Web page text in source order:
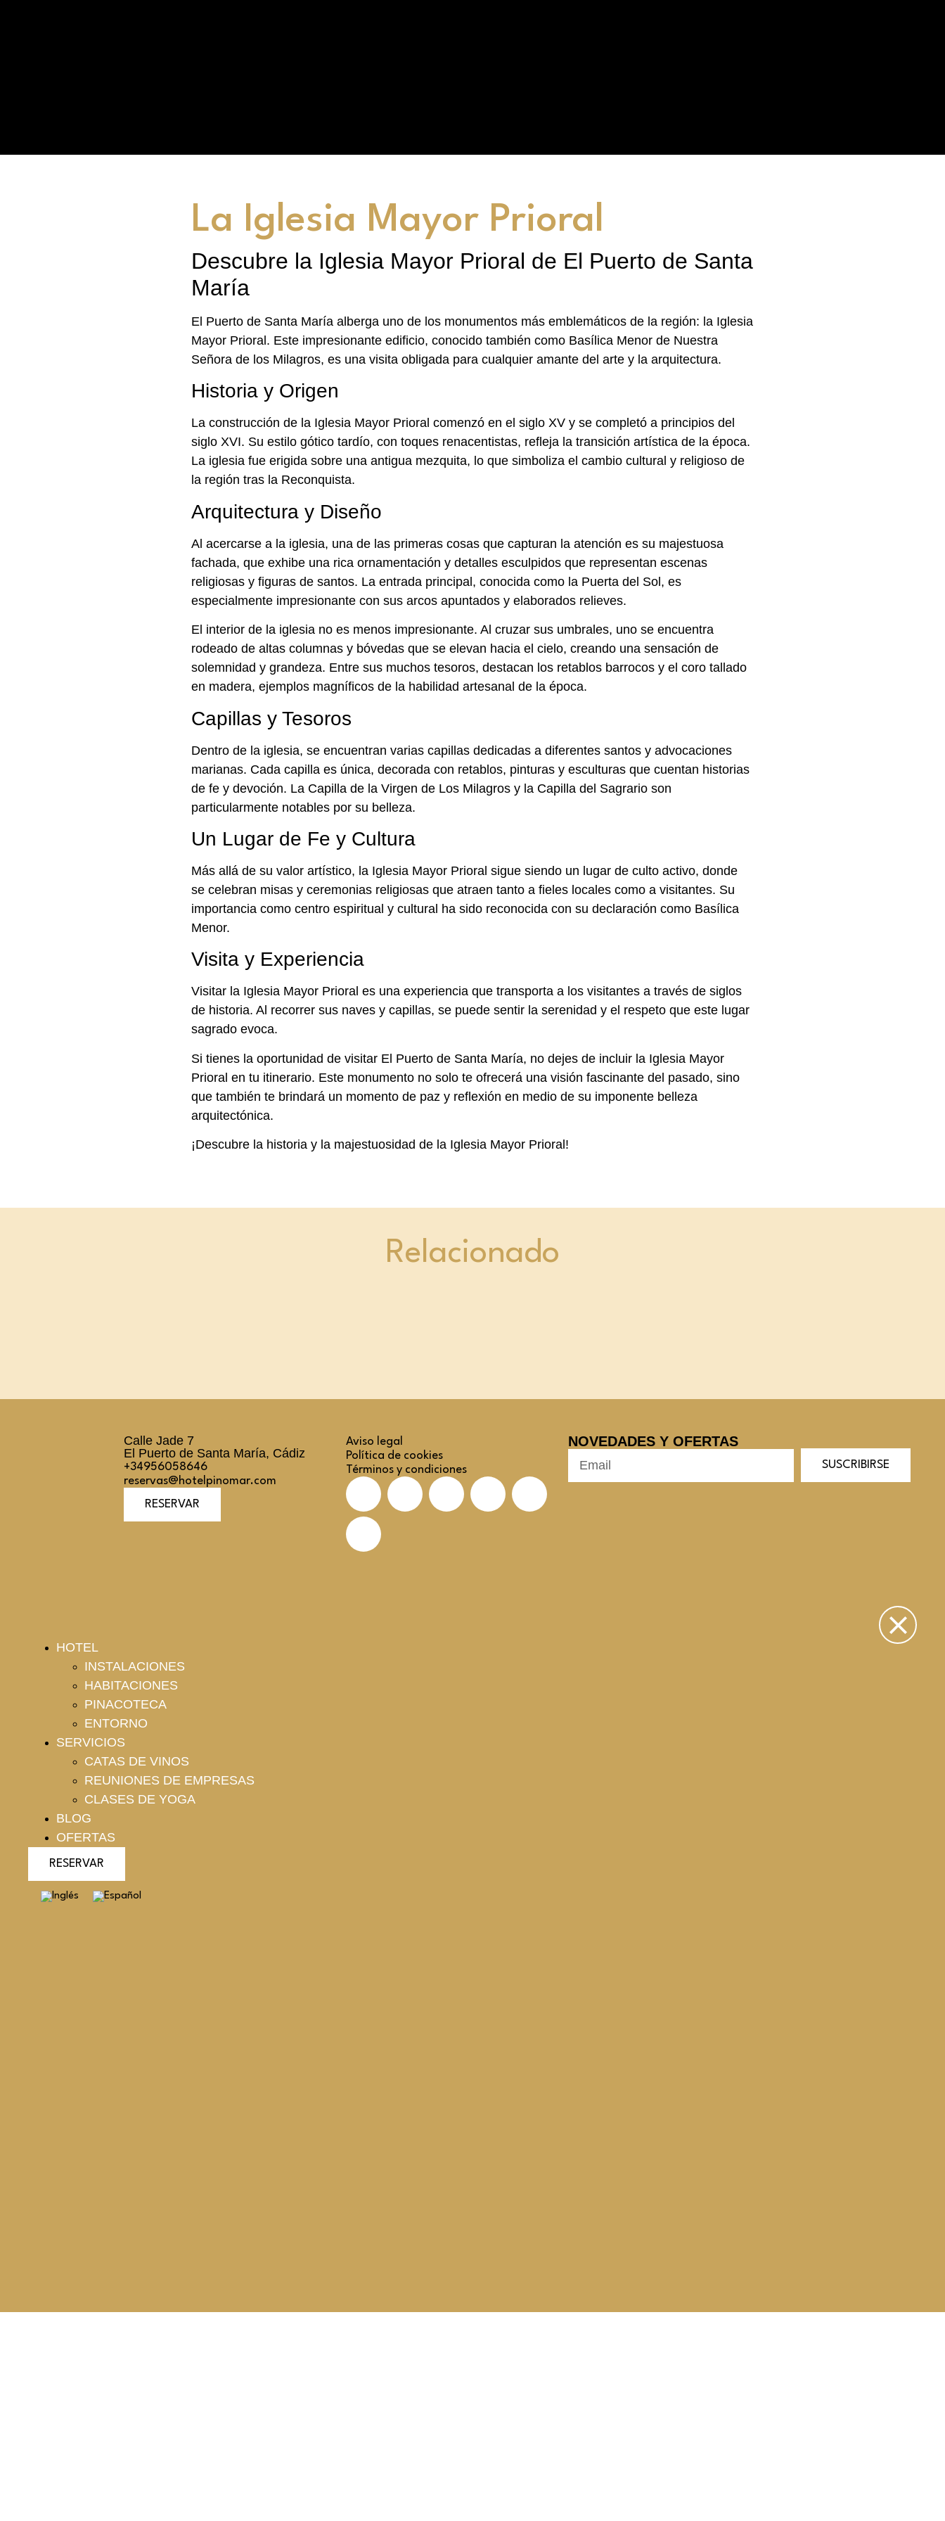
La Iglesia Mayor Prioral
Descubre la Iglesia Mayor Prioral de El Puerto de Santa
María
El Puerto de Santa María alberga uno de los monumentos más emblemáticos de la región: la Iglesia
Mayor Prioral. Este impresionante edificio, conocido también como Basílica Menor de Nuestra
Señora de los Milagros, es una visita obligada para cualquier amante del arte y la arquitectura.
Historia y Origen
La construcción de la Iglesia Mayor Prioral comenzó en el siglo XV y se completó a principios del
siglo XVI. Su estilo gótico tardío, con toques renacentistas, refleja la transición artística de la época.
La iglesia fue erigida sobre una antigua mezquita, lo que simboliza el cambio cultural y religioso de
la región tras la Reconquista.
Arquitectura y Diseño
Al acercarse a la iglesia, una de las primeras cosas que capturan la atención es su majestuosa
fachada, que exhibe una rica ornamentación y detalles esculpidos que representan escenas
religiosas y figuras de santos. La entrada principal, conocida como la Puerta del Sol, es
especialmente impresionante con sus arcos apuntados y elaborados relieves.
El interior de la iglesia no es menos impresionante. Al cruzar sus umbrales, uno se encuentra
rodeado de altas columnas y bóvedas que se elevan hacia el cielo, creando una sensación de
solemnidad y grandeza. Entre sus muchos tesoros, destacan los retablos barrocos y el coro tallado
en madera, ejemplos magníficos de la habilidad artesanal de la época.
Capillas y Tesoros
Dentro de la iglesia, se encuentran varias capillas dedicadas a diferentes santos y advocaciones
marianas. Cada capilla es única, decorada con retablos, pinturas y esculturas que cuentan historias
de fe y devoción. La Capilla de la Virgen de Los Milagros y la Capilla del Sagrario son
particularmente notables por su belleza.
Un Lugar de Fe y Cultura
Más allá de su valor artístico, la Iglesia Mayor Prioral sigue siendo un lugar de culto activo, donde
se celebran misas y ceremonias religiosas que atraen tanto a fieles locales como a visitantes. Su
importancia como centro espiritual y cultural ha sido reconocida con su declaración como Basílica
Menor.
Visita y Experiencia
Visitar la Iglesia Mayor Prioral es una experiencia que transporta a los visitantes a través de siglos
de historia. Al recorrer sus naves y capillas, se puede sentir la serenidad y el respeto que este lugar
sagrado evoca.
Si tienes la oportunidad de visitar El Puerto de Santa María, no dejes de incluir la Iglesia Mayor
Prioral en tu itinerario. Este monumento no solo te ofrecerá una visión fascinante del pasado, sino
que también te brindará un momento de paz y reflexión en medio de su imponente belleza
arquitectónica.
¡Descubre la historia y la majestuosidad de la Iglesia Mayor Prioral!
Relacionado
Calle Jade 7
El Puerto de Santa María, Cádiz
+34956058646
reservas@hotelpinomar.com
RESERVAR
Aviso legal
Política de cookies
Términos y condiciones
NOVEDADES Y OFERTAS
SUSCRIBIRSE
HOTEL
INSTALACIONES
HABITACIONES
PINACOTECA
ENTORNO
SERVICIOS
CATAS DE VINOS
REUNIONES DE EMPRESAS
CLASES DE YOGA
BLOG
OFERTAS
RESERVAR